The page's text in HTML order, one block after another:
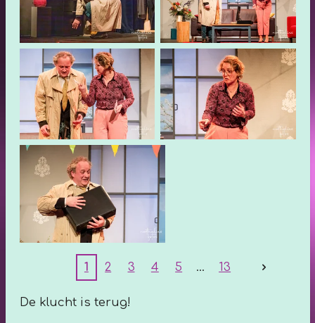
1 2 3 4 5 13
De klucht is terug!